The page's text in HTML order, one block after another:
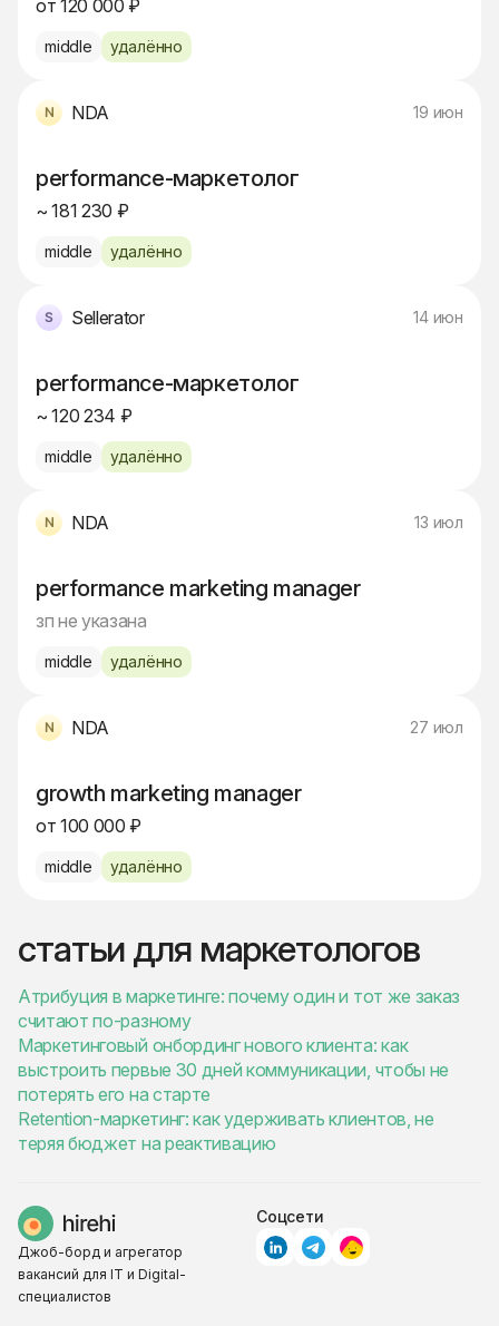
от 120 000 ₽
middle удалённо
NDA 19 июн
performance-маркетолог
~ 181 230 ₽
middle удалённо
Sellerator 14 июн
performance-маркетолог
~ 120 234 ₽
middle удалённо
NDA 13 июл
performance marketing manager
зп не указана
middle удалённо
NDA 27 июл
growth marketing manager
от 100 000 ₽
middle удалённо
статьи для маркетологов
Атрибуция в маркетинге: почему один и тот же заказ
считают по-разному
Маркетинговый онбординг нового клиента: как
выстроить первые 30 дней коммуникации, чтобы не
потерять его на старте
Retention-маркетинг: как удерживать клиентов, не
теряя бюджет на реактивацию
Джоб-борд и агрегатор
вакансий для IT и Digital-
специалистов
Соцсети